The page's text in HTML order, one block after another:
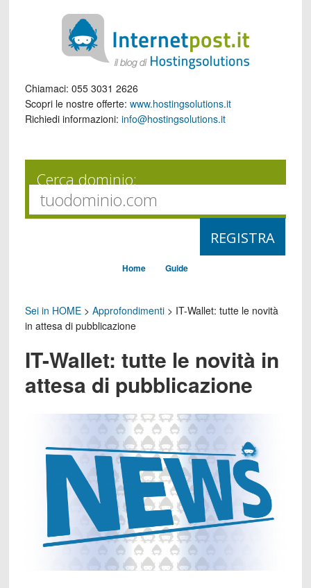
Chiamaci: 055 3031 2626
Scopri le nostre offerte: www.hostingsolutions.it
Richiedi informazioni: info@hostingsolutions.it
Cerca dominio:
Home Guide
Sei in HOME> Approfondimenti> IT-Wallet: tutte le novità
in attesa di pubblicazione
IT-Wallet: tutte le novità in
attesa di pubblicazione